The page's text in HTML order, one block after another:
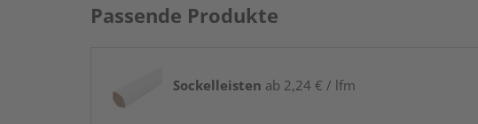
Passende Produkte
Sockelleisten ab 2,24 € / lfm